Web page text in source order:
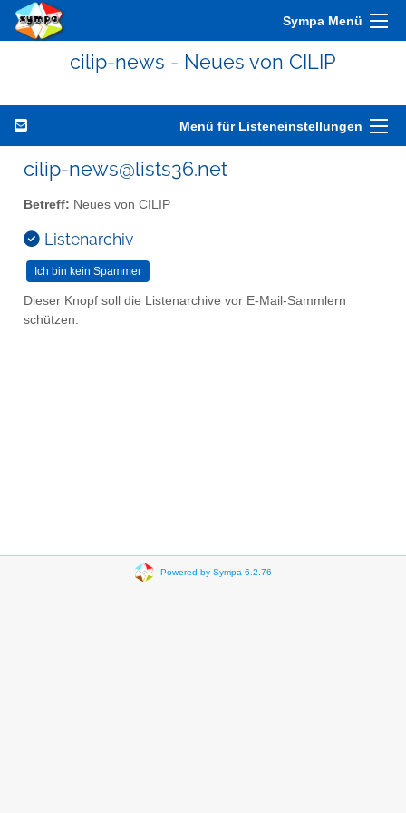
Sympa Menü
cilip-news - Neues von CILIP
Menü für Listeneinstellungen
cilip-news@lists36.net
Betreff: Neues von CILIP
Listenarchiv
Dieser Knopf soll die Listenarchive vor E-Mail-Sammlern
schützen.
Powered by Sympa 6.2.76